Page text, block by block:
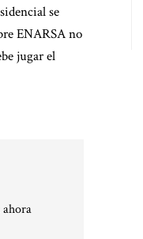
se
ENARSA no
jugar el